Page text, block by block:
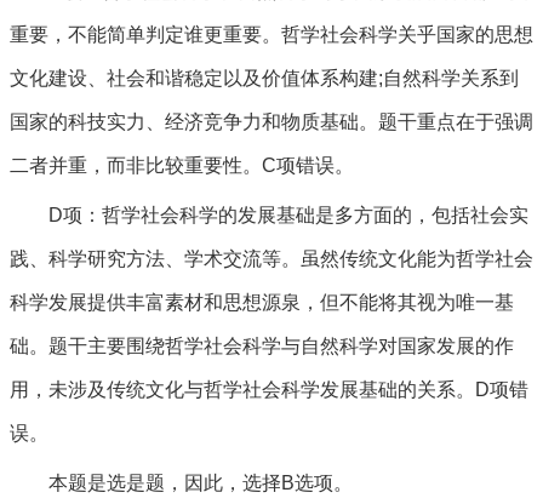
重要，不能简单判定谁更重要。哲学社会科学关乎国家的思想
文化建设、社会和谐稳定以及价值体系构建;自然科学关系到
国家的科技实力、经济竞争力和物质基础。题干重点在于强调
二者并重，而非比较重要性。C项错误。
D项：哲学社会科学的发展基础是多方面的，包括社会实
践、科学研究方法、学术交流等。虽然传统文化能为哲学社会
科学发展提供丰富素材和思想源泉，但不能将其视为唯一基
础。题干主要围绕哲学社会科学与自然科学对国家发展的作
用，未涉及传统文化与哲学社会科学发展基础的关系。D项错
误。
本题是选是题，因此，选择B选项。